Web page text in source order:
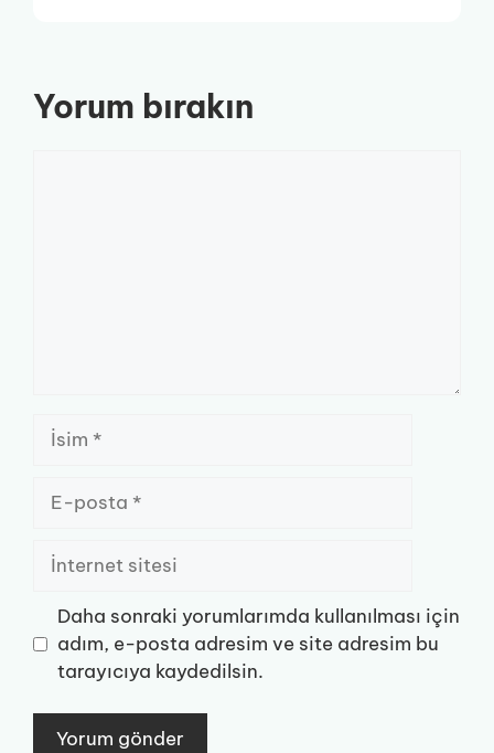
Yorum bırakın
İsim
posta
İnternet
sitesi
Daha sonraki yorumlarımda kullanılması için
adım, e-posta adresim ve site adresim bu
tarayıcıya kaydedilsin.